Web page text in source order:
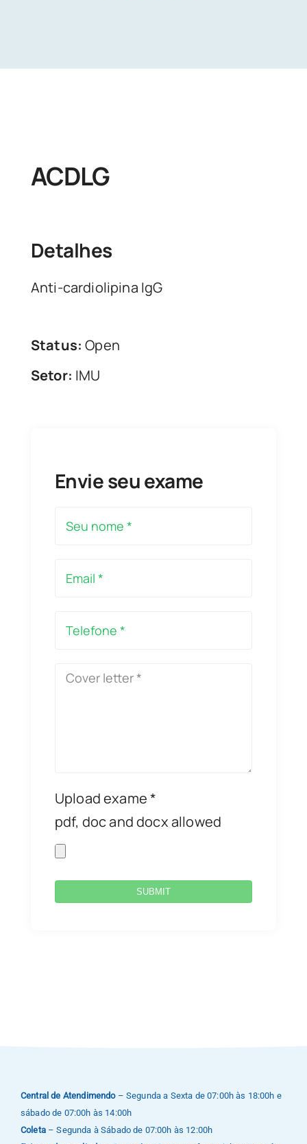
ACDLG
Detalhes
Anti-cardiolipina IgG
Status: Open
Setor: IMU
Envie seu exame
Upload exame *
pdf, doc and docx allowed
SUBMIT
Central de Atendimendo– Segunda a Sexta de 07:00h às 18:00h e
sábado de 07:00h às 14:00h
Coleta– Segunda à Sábado de 07:00h às 12:00h